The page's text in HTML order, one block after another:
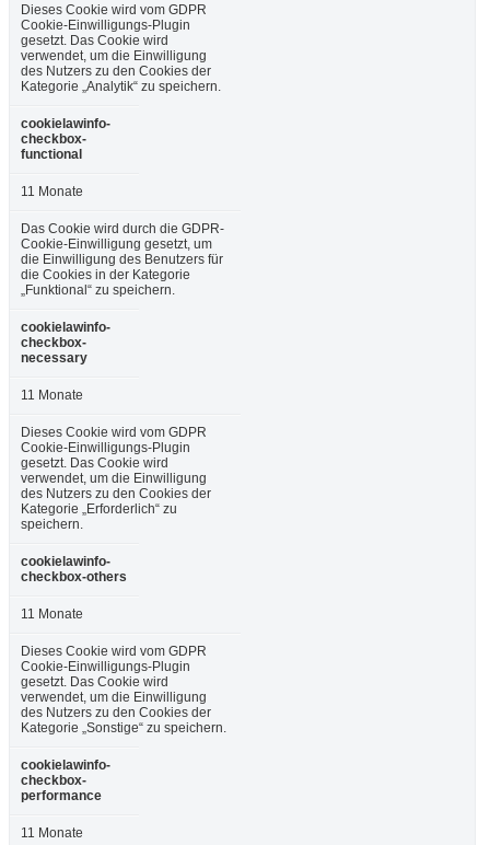
Dieses Cookie wird vom GDPR
Cookie-Einwilligungs-Plugin
gesetzt. Das Cookie wird
verwendet, um die Einwilligung
des Nutzers zu den Cookies der
Kategorie „Analytik“ zu speichern.
cookielawinfo-
checkbox-
functional
11 Monate
Das Cookie wird durch die GDPR-
Cookie-Einwilligung gesetzt, um
die Einwilligung des Benutzers für
die Cookies in der Kategorie
„Funktional“ zu speichern.
cookielawinfo-
checkbox-
necessary
11 Monate
Dieses Cookie wird vom GDPR
Cookie-Einwilligungs-Plugin
gesetzt. Das Cookie wird
verwendet, um die Einwilligung
des Nutzers zu den Cookies der
Kategorie „Erforderlich“ zu
speichern.
cookielawinfo-
checkbox-others
11 Monate
Dieses Cookie wird vom GDPR
Cookie-Einwilligungs-Plugin
gesetzt. Das Cookie wird
verwendet, um die Einwilligung
des Nutzers zu den Cookies der
Kategorie „Sonstige“ zu speichern.
cookielawinfo-
checkbox-
performance
11 Monate